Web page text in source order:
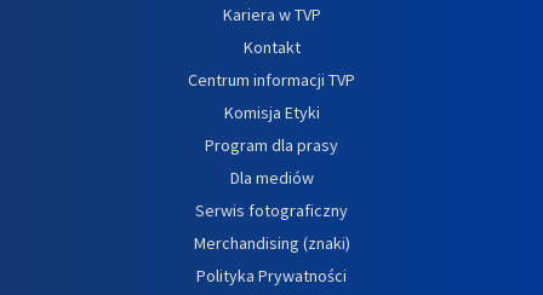
Kariera w TVP
Kontakt
Centrum informacji TVP
Komisja Etyki
Program dla prasy
Dla mediów
Serwis fotograficzny
Merchandising (znaki)
Polityka Prywatności